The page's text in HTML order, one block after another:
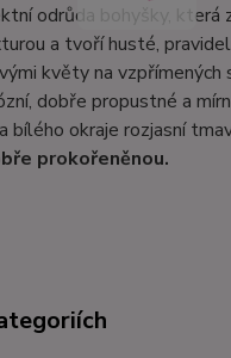
odrůda bohyšky,
a tvoří husté,
květy na
dobře propustné a
okraje rozjasní
prokořeněnou.